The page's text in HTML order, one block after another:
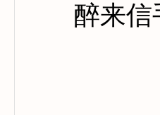
醉来信手